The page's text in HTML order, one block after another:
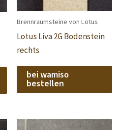
Brennraumsteine von Lotus
Lotus Liva 2G Bodenstein
rechts
bei wamiso
bestellen